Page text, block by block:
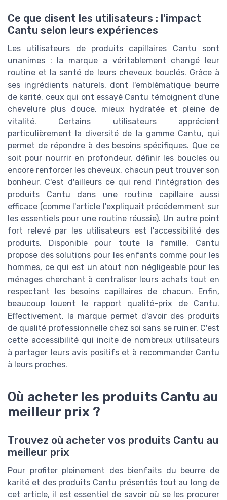
Ce que disent les utilisateurs : l'impact
Cantu selon leurs expériences
Les utilisateurs de produits capillaires Cantu sont
unanimes : la marque a véritablement changé leur
routine et la santé de leurs cheveux bouclés. Grâce à
ses ingrédients naturels, dont l'emblématique beurre
de karité, ceux qui ont essayé Cantu témoignent d'une
chevelure plus douce, mieux hydratée et pleine de
vitalité. Certains utilisateurs apprécient
particulièrement la diversité de la gamme Cantu, qui
permet de répondre à des besoins spécifiques. Que ce
soit pour nourrir en profondeur, définir les boucles ou
encore renforcer les cheveux, chacun peut trouver son
bonheur. C'est d'ailleurs ce qui rend l'intégration des
produits Cantu dans une routine capillaire aussi
efficace (comme l'article l'expliquait précédemment sur
les essentiels pour une routine réussie). Un autre point
fort relevé par les utilisateurs est l'accessibilité des
produits. Disponible pour toute la famille, Cantu
propose des solutions pour les enfants comme pour les
hommes, ce qui est un atout non négligeable pour les
ménages cherchant à centraliser leurs achats tout en
respectant les besoins capillaires de chacun. Enfin,
beaucoup louent le rapport qualité-prix de Cantu.
Effectivement, la marque permet d'avoir des produits
de qualité professionnelle chez soi sans se ruiner. C'est
cette accessibilité qui incite de nombreux utilisateurs
à partager leurs avis positifs et à recommander Cantu
à leurs proches.
Où acheter les produits Cantu au
meilleur prix ?
Trouvez où acheter vos produits Cantu au
meilleur prix
Pour profiter pleinement des bienfaits du beurre de
karité et des produits Cantu présentés tout au long de
cet article, il est essentiel de savoir où se les procurer